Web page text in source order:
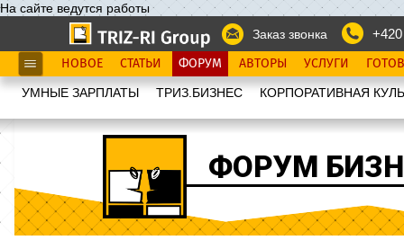
На сайте ведутся работы
Заказ звонка
НОВОЕ СТАТЬИ ФОРУМ АВТОРЫ УСЛУГИ
УМНЫЕ ЗАРПЛАТЫ ТРИЗ.БИЗНЕС КОРПОРАТИВНАЯ
ФОРУМ